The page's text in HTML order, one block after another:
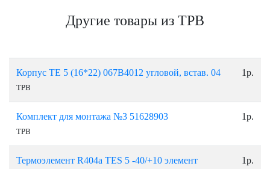
Другие товары из ТРВ
Корпус ТЕ 5 (16*22) 067В4012 угловой, встав. 04
ТРВ
1р.
Комплект для монтажа №3 51628903
ТРВ
1р.
Термоэлемент R404a TES 5 -40/+10 элемент
1р.